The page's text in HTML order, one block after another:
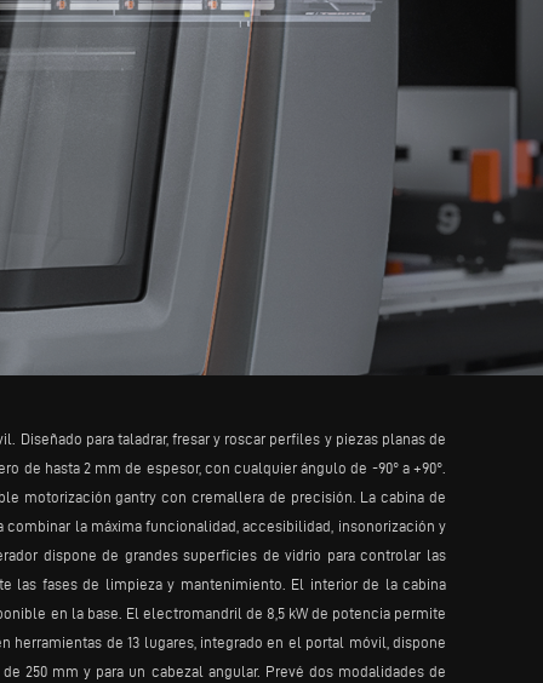
para taladrar, fresar y roscar perfiles y piezas planas de
de hasta 2 mm de espesor, con cualquier ángulo de -90° a +90°.
motorización gantry con cremallera de precisión. La cabina de
la máxima funcionalidad, accesibilidad, insonorización y
dispone de grandes superficies de vidrio para controlar las
las fases de limpieza y mantenimiento. El interior de la cabina
en la base. El electromandril de 8,5 kW de potencia permite
de 13 lugares, integrado en el portal móvil, dispone
250 mm y para un cabezal angular. Prevé dos modalidades de